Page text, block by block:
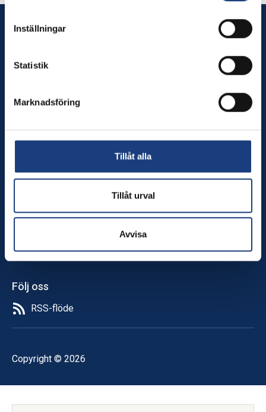
Inställningar
Statistik
Marknadsföring
Tillåt alla
Tillåt urval
Avvisa
Stiftelsen Hästforskning
Stiftelsen Hästforskning finansierar betydelsefulla projekt
inom veterinärmedicinsk- och husdjursvetenskaplig
människa, samhälle och miljö.
Innehåll
Anslag
Om oss
Nyhetsbrev
Följ oss
RSS-flöde
Copyright © 2026